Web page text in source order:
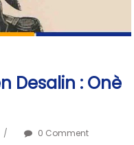
Desalin : Onè
0 Comment